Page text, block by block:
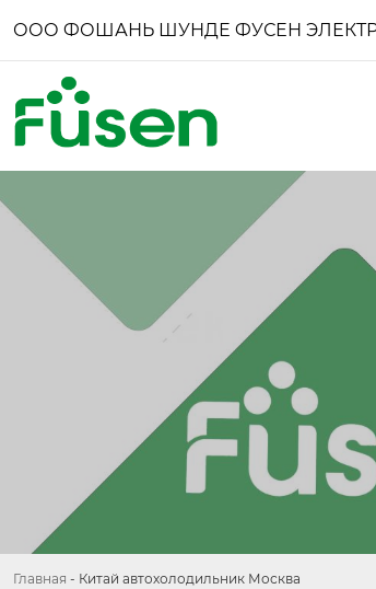
ООО ФОШАНЬ ШУНДЕ ФУСЕН
Главная - Китай автохолодильник Москва